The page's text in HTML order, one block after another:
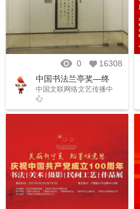
0
16308
中国书法兰亭奖—终
身成就奖艺术家作品
展
中国文联网络文艺传播中
心